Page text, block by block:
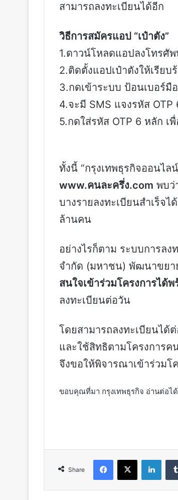
สามารถลงทะเบียนได้อีก
วิธีการสมัครแอป “เป๋าตัง”
1.ดาวน์โหลดแอปลงโทรศั
2.ติดตั้งแอปเป๋าตังให้เรียบ
3.กดเข้าระบบ ป้อนเบอร์มื
4.จะมี SMS แจงรหัส
5.กดใส่รหัส OTP 6 หลัก เ
ทั้งนี้ “กรุงเทพธุรกิจออนไล
www.คนละครึ่ง.com พบว่
บางรายลงทะเบียนสำเร็จ
ล้านคน
อย่างไรก็ตาม ระบบการลง
จำกัด (มหาชน) พัฒนาขยา
สนใจเข้าร่วมโครงการได้
ลงทะเบียนต่อวัน
โดยสามารถลงทะเบียนได้
และใช้สิทธิตามโครงการค
จึงขอให้พิจารณาเข้าร่วมโ
ขอบคุณที่มา กรุงเทพธุรกิจ อ่านต่อไ
Share
Facebook
X